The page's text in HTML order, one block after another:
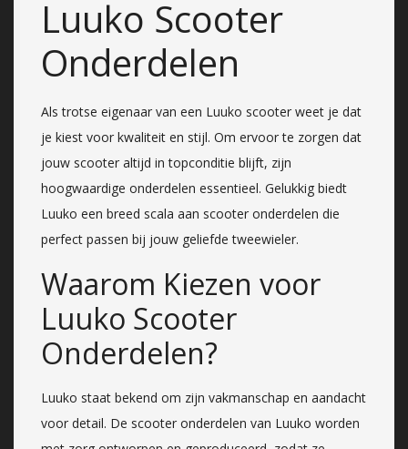
Luuko Scooter
Onderdelen
Als trotse eigenaar van een Luuko scooter weet je dat
je kiest voor kwaliteit en stijl. Om ervoor te zorgen dat
jouw scooter altijd in topconditie blijft, zijn
hoogwaardige onderdelen essentieel. Gelukkig biedt
Luuko een breed scala aan scooter onderdelen die
perfect passen bij jouw geliefde tweewieler.
Waarom Kiezen voor
Luuko Scooter
Onderdelen?
Luuko staat bekend om zijn vakmanschap en aandacht
voor detail. De scooter onderdelen van Luuko worden